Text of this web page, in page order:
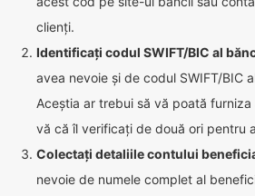
clienți.
Identificați codul SWIFT/BIC al
avea nevoie și de codul SWIFT/BIC
Aceștia ar trebui să vă poată
vă că îl verificați de două ori pentru
Colectați detaliile contului
nevoie de numele complet al